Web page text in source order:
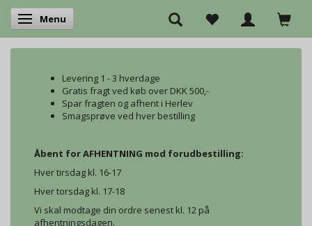
Skifte navigation
Menu
Levering 1 - 3 hverdage
Gratis fragt ved køb over DKK 500,-
Spar fragten og afhent i Herlev
Smagsprøve ved hver bestilling
Åbent for AFHENTNING mod forudbestilling:
Hver tirsdag kl. 16-17
Hver torsdag kl. 17-18
Vi skal modtage din ordre senest kl. 12 på
afhentningsdagen.